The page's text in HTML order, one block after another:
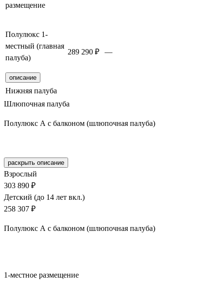
размещение
Полулюкс 1-
местный (главная
палуба)
описание
289 290 ₽ —
Нижняя палуба
Шлюпочная палуба
Полулюкс А с балконом (шлюпочная палуба)
раскрыть описание
Взрослый
303 890 ₽
Детский (до 14 лет вкл.)
258 307 ₽
Полулюкс А с балконом (шлюпочная палуба)
1-местное размещение